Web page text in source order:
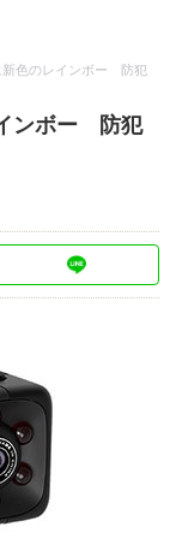
新色のレインボー 防犯
ンボー 防犯